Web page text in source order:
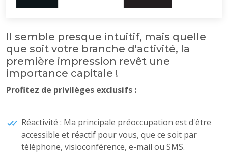
Il semble presque intuitif, mais quelle
que soit votre branche d'activité, la
première impression revêt une
importance capitale !
Profitez de privilèges exclusifs :
Réactivité : Ma principale préoccupation est d'être
accessible et réactif pour vous, que ce soit par
téléphone, visioconférence, e-mail ou SMS.